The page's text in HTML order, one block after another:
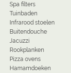
Spa filters
Tuinbaden
Infrarood stoelen
Buitendouche
Jacuzzi
Rookplanken
Pizza ovens
Hamamdoeken